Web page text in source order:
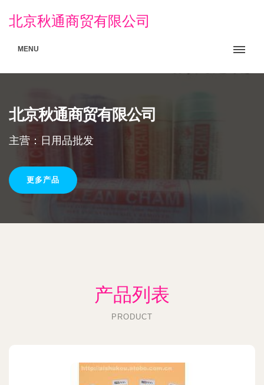
北京秋通商贸有限公司
MENU
北京秋通商贸有限公司
主营：日用品批发
更多产品
产品列表
PRODUCT